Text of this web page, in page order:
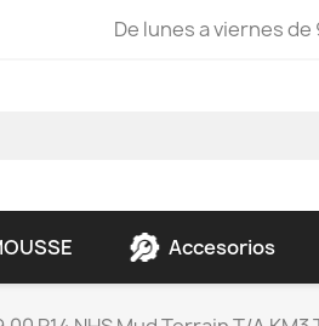
De lunes a viernes de
Accesorios